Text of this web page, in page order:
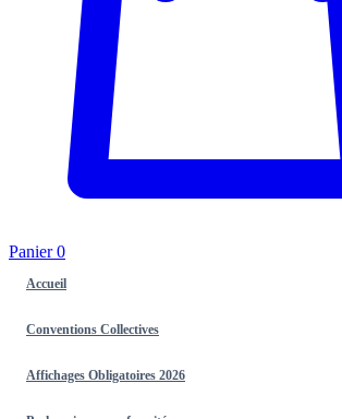
Panier0
Accueil
Conventions Collectives
Affichages Obligatoires 2026